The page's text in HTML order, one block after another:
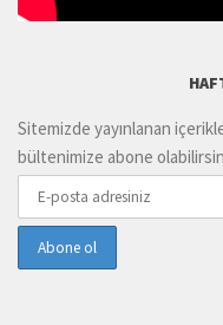
Sitemizde yayınlanan
bültenimize abone